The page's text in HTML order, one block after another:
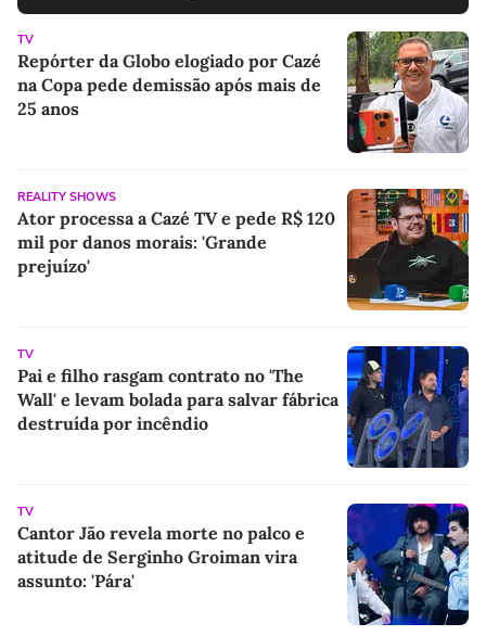
TV
Repórter da Globo elogiado por Cazé
na Copa pede demissão após mais de
25 anos
REALITY SHOWS
Ator processa a Cazé TV e pede R$ 120
mil por danos morais: 'Grande
prejuízo'
TV
Pai e filho rasgam contrato no 'The
Wall' e levam bolada para salvar fábrica
destruída por incêndio
TV
Cantor Jão revela morte no palco e
atitude de Serginho Groiman vira
assunto: 'Pára'